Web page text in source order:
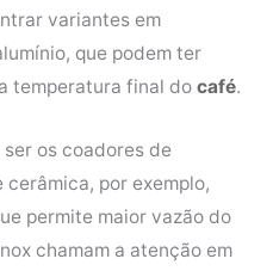
variantes em
que podem ter
temperatura final do café.
os coadores de
por exemplo,
permite maior vazão do
chamam a atenção em